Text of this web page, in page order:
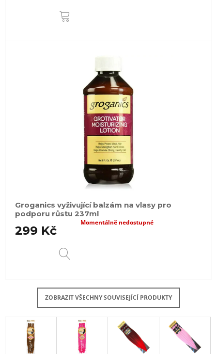
Groganics vyživující balzám na vlasy pro
podporu růstu 237ml
299 Kč
Momentálně nedostupné
ZOBRAZIT VŠECHNY SOUVISEJÍCÍ PRODUKTY